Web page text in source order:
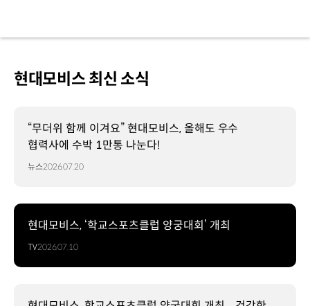
현대모비스 최신 소식
“무더위 함께 이겨요” 현대모비스, 올해도 우수
협력사에 수박 1만통 나눈다!
뉴스2026.07.20
현대모비스, ‘학교스포츠클럽 양궁대회’ 개최
TV2026.07.10